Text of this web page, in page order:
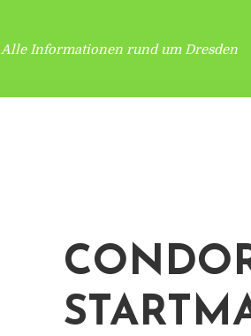
Alle Informationen rund um Dresden